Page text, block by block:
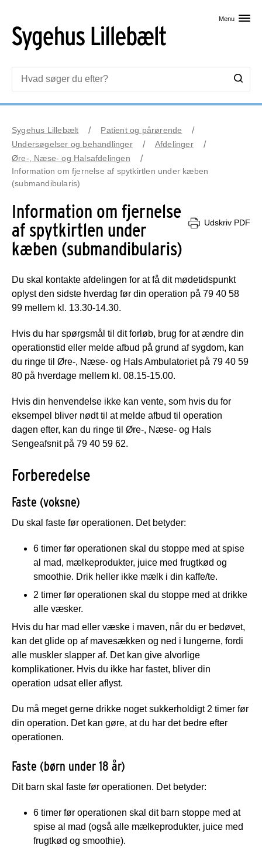
Menu
Sygehus Lillebælt
Patient og pårørende
Undersøgelser og behandlinger
Afdelinger
Øre-, Næse- og Halsafdelingen
Information om fjernelse af spytkirtlen under kæben
(submandibularis)
Information om fjernelse
af spytkirtlen under
kæben (submandibularis)
Udskriv PDF
Du skal kontakte afdelingen for at få dit mødetidspunkt
oplyst den sidste hverdag før din operation på 79 40 58
99 mellem kl. 13.30-14.30.
Hvis du har spørgsmål til dit forløb, brug for at ændre din
operationstid eller melde afbud på grund af sygdom, kan
du ringe til Øre-, Næse- og Hals Ambulatoriet på 79 40 59
80 på hverdage mellem kl. 08.15-15.00.
Hvis din henvendelse ikke kan vente, som hvis du for
eksempel bliver nødt til at melde afbud til operation
dagen efter, kan du ringe til Øre-, Næse- og Hals
Sengeafsnit på 79 40 59 62.
Forberedelse
Faste (voksne)
Du skal faste før operationen. Det betyder:
6 timer før operationen skal du stoppe med at spise
al mad, mælkeprodukter, juice med frugtkød og
smoothie. Drik heller ikke mælk i din kaffe/te.
2 timer før operationen skal du stoppe med at drikke
alle væsker.
Hvis du har mad eller væske i maven, når du er bedøvet,
kan det glide op af mavesækken og ned i lungerne, fordi
alle muskler slapper af. Det kan give alvorlige
komplikationer. Hvis du ikke har fastet, bliver din
operation udsat eller aflyst.
Du må meget gerne drikke noget sukkerholdigt 2 timer før
din operation. Det kan gøre, at du har det bedre efter
operationen.
Faste (børn under 18 år)
Dit barn skal faste før operationen. Det betyder:
6 timer før operationen skal dit barn stoppe med at
spise al mad (også alle mælkeprodukter, juice med
frugtkød og smoothie).